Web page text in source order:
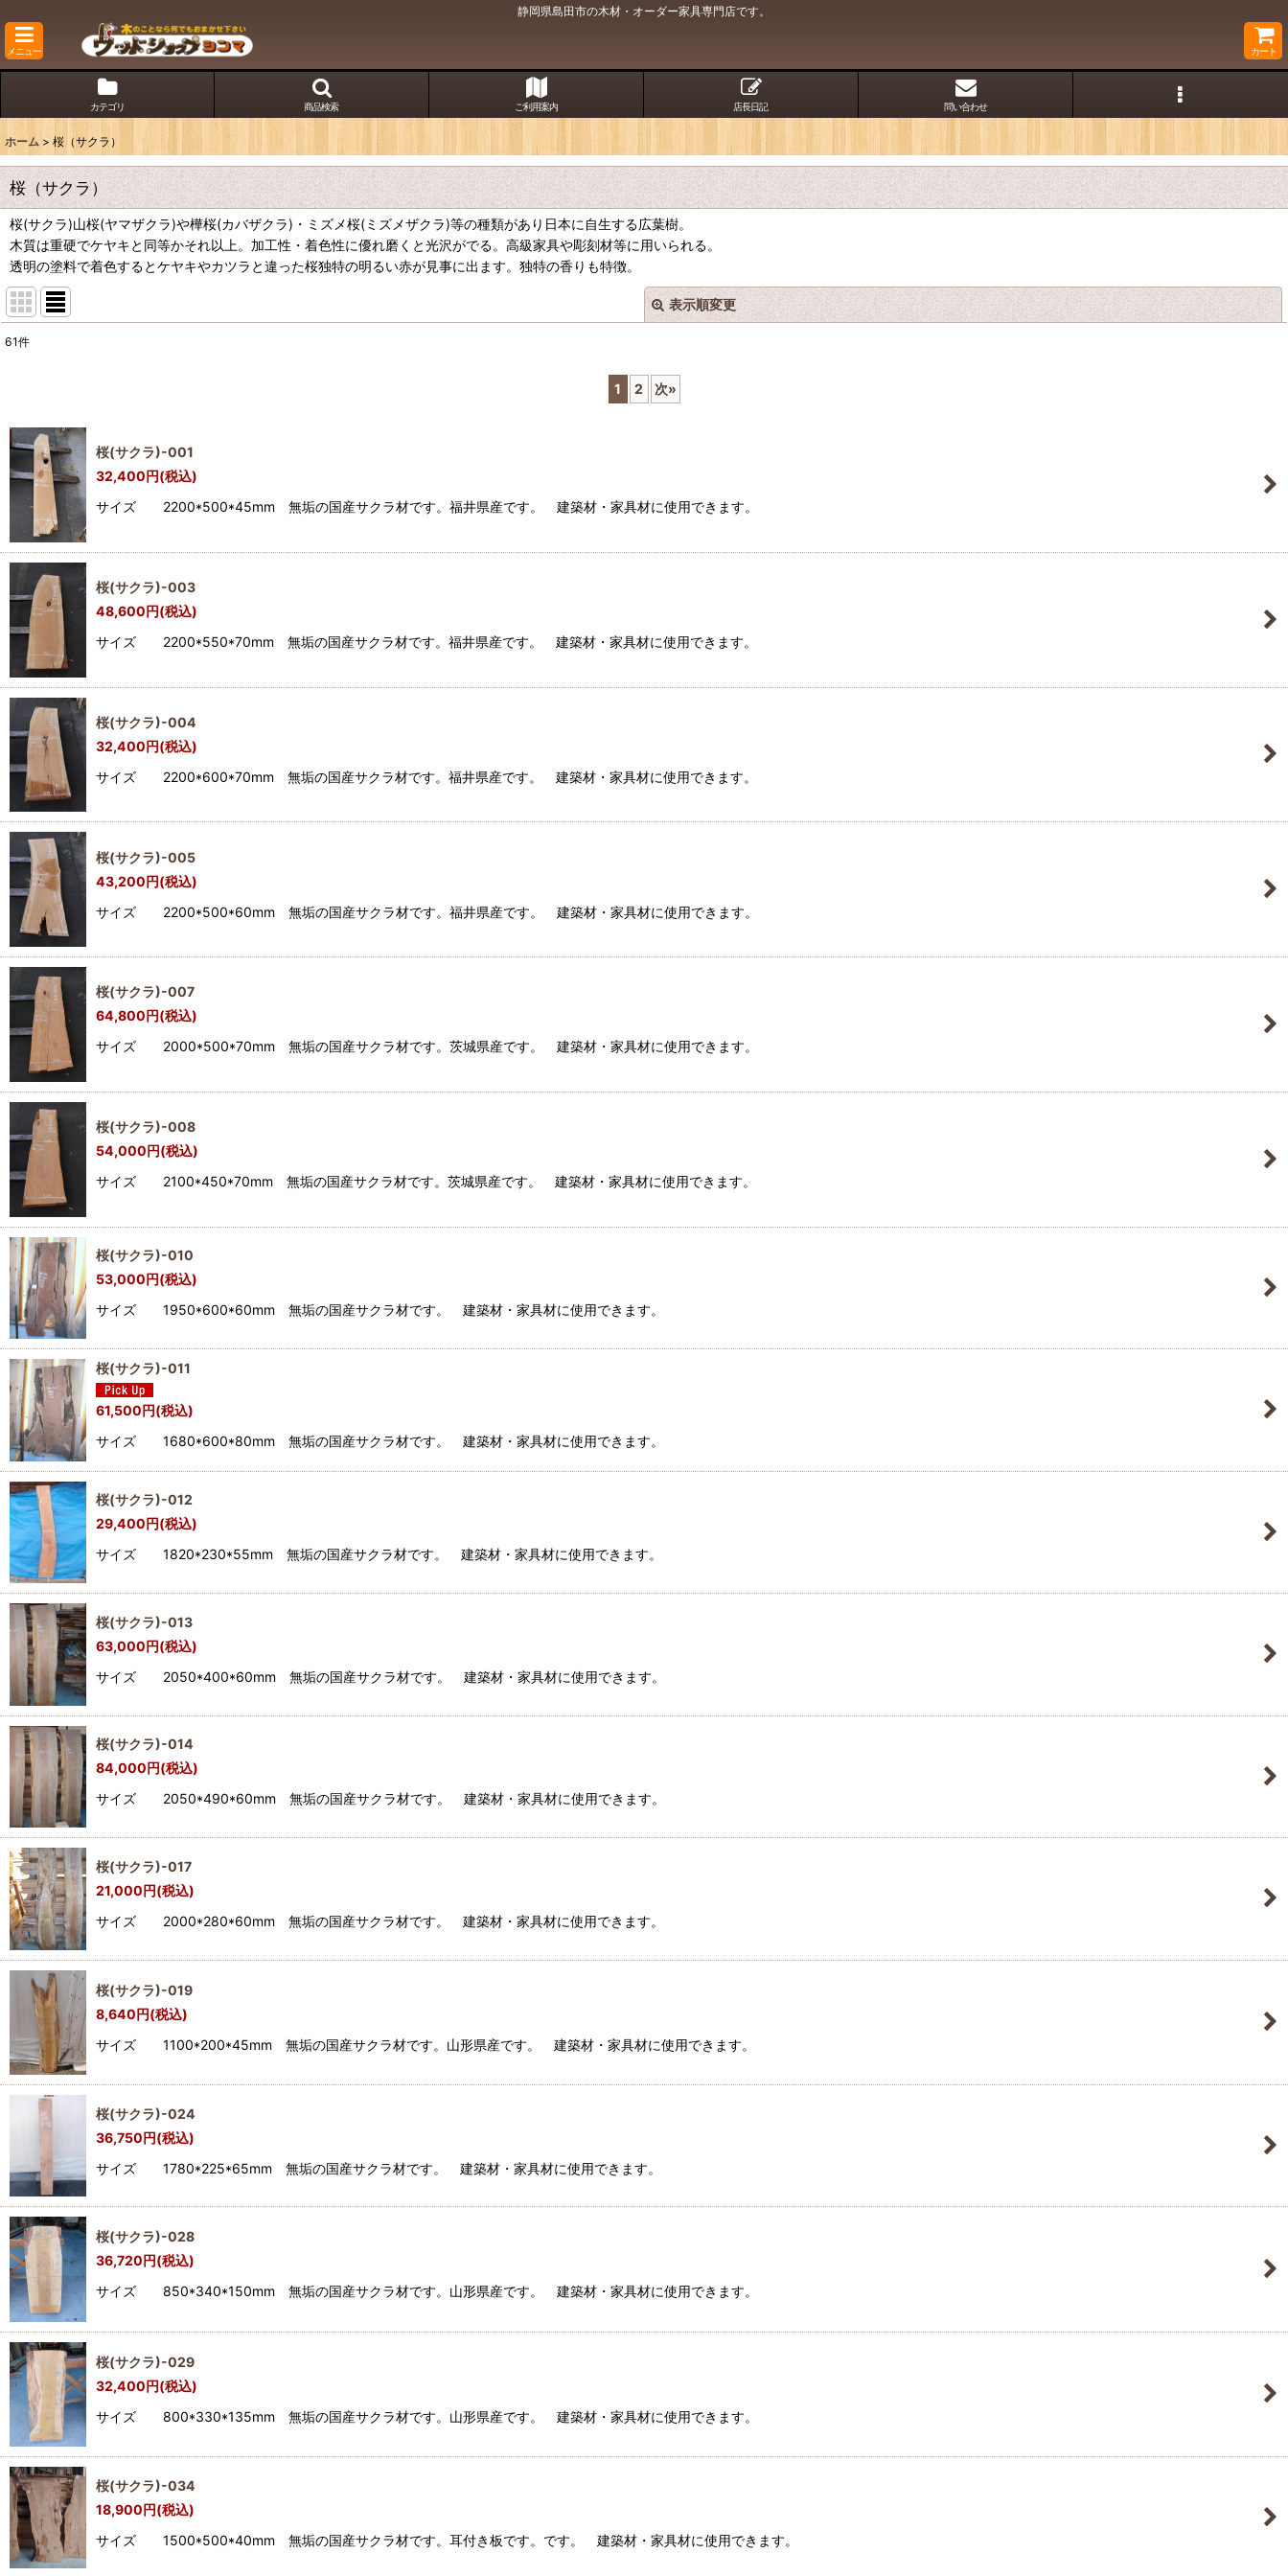
静岡県島田市の木材・オーダー家具専門店です。
メニュー カート
カテゴリ 商品検索 ご利用案内 店長日記 問い合わせ
ホーム > 桜（サクラ）
桜（サクラ）
桜(サクラ)山桜(ヤマザクラ)や樺桜(カバザクラ)・ミズメ桜(ミズメザクラ)等の種類があり日本に自生する広葉樹。
木質は重硬でケヤキと同等かそれ以上。加工性・着色性に優れ磨くと光沢がでる。高級家具や彫刻材等に用いられる。
透明の塗料で着色するとケヤキやカツラと違った桜独特の明るい赤が見事に出ます。独特の香りも特徴。
表示順変更 閉じる
61件
1 2 次»
桜(サクラ)-001
32,400円(税込)
サイズ 2200*500*45mm 無垢の国産サクラ材です。福井県産です。 建築材・家具材に使用できます。
桜(サクラ)-003
48,600円(税込)
サイズ 2200*550*70mm 無垢の国産サクラ材です。福井県産です。 建築材・家具材に使用できます。
桜(サクラ)-004
32,400円(税込)
サイズ 2200*600*70mm 無垢の国産サクラ材です。福井県産です。 建築材・家具材に使用できます。
桜(サクラ)-005
43,200円(税込)
サイズ 2200*500*60mm 無垢の国産サクラ材です。福井県産です。 建築材・家具材に使用できます。
桜(サクラ)-007
64,800円(税込)
サイズ 2000*500*70mm 無垢の国産サクラ材です。茨城県産です。 建築材・家具材に使用できます。
桜(サクラ)-008
54,000円(税込)
サイズ 2100*450*70mm 無垢の国産サクラ材です。茨城県産です。 建築材・家具材に使用できます。
桜(サクラ)-010
53,000円(税込)
サイズ 1950*600*60mm 無垢の国産サクラ材です。 建築材・家具材に使用できます。
桜(サクラ)-011
61,500円(税込)
サイズ 1680*600*80mm 無垢の国産サクラ材です。 建築材・家具材に使用できます。
桜(サクラ)-012
29,400円(税込)
サイズ 1820*230*55mm 無垢の国産サクラ材です。 建築材・家具材に使用できます。
桜(サクラ)-013
63,000円(税込)
サイズ 2050*400*60mm 無垢の国産サクラ材です。 建築材・家具材に使用できます。
桜(サクラ)-014
84,000円(税込)
サイズ 2050*490*60mm 無垢の国産サクラ材です。 建築材・家具材に使用できます。
桜(サクラ)-017
21,000円(税込)
サイズ 2000*280*60mm 無垢の国産サクラ材です。 建築材・家具材に使用できます。
桜(サクラ)-019
8,640円(税込)
サイズ 1100*200*45mm 無垢の国産サクラ材です。山形県産です。 建築材・家具材に使用できます。
桜(サクラ)-024
36,750円(税込)
サイズ 1780*225*65mm 無垢の国産サクラ材です。 建築材・家具材に使用できます。
桜(サクラ)-028
36,720円(税込)
サイズ 850*340*150mm 無垢の国産サクラ材です。山形県産です。 建築材・家具材に使用できます。
桜(サクラ)-029
32,400円(税込)
サイズ 800*330*135mm 無垢の国産サクラ材です。山形県産です。 建築材・家具材に使用できます。
桜(サクラ)-034
18,900円(税込)
サイズ 1500*500*40mm 無垢の国産サクラ材です。耳付き板です。です。 建築材・家具材に使用できます。